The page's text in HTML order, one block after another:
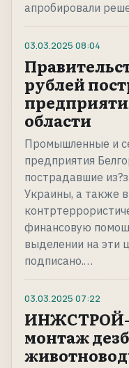
апробировали
03.03.2025 08:04
рублей
области
Промышленные и
предприятия
пострадавшие
Украины, а также
финансовую
выделении на эти
подписано.…
03.03.2025 07:22
ИНЖСТРОЙ-
монтаж